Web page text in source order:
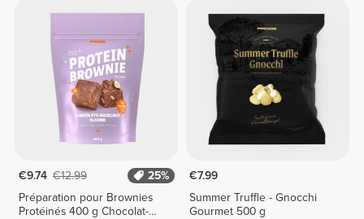
€9.74 €12.99
25%
Préparation pour Brownies
Protéinés 400 g Chocolat-
€7.99
Summer Truffle - Gnocchi
Gourmet 500 g